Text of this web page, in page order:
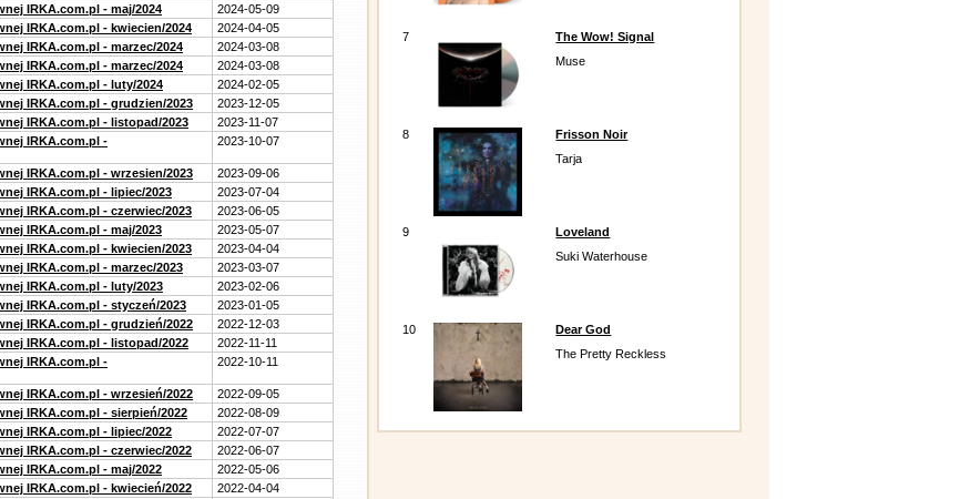
IRKA.com.pl - maj/2024
2024-05-09
IRKA.com.pl - kwiecien/2024
2024-04-05
IRKA.com.pl - marzec/2024
2024-03-08
IRKA.com.pl - marzec/2024
2024-03-08
IRKA.com.pl - luty/2024
2024-02-05
IRKA.com.pl - grudzien/2023
2023-12-05
IRKA.com.pl - listopad/2023
2023-11-07
IRKA.com.pl -
2023-10-07
IRKA.com.pl - wrzesien/2023
2023-09-06
IRKA.com.pl - lipiec/2023
2023-07-04
IRKA.com.pl - czerwiec/2023
2023-06-05
IRKA.com.pl - maj/2023
2023-05-07
IRKA.com.pl - kwiecien/2023
2023-04-04
IRKA.com.pl - marzec/2023
2023-03-07
IRKA.com.pl - luty/2023
2023-02-06
IRKA.com.pl - styczeń/2023
2023-01-05
IRKA.com.pl - grudzień/2022
2022-12-03
IRKA.com.pl - listopad/2022
2022-11-11
IRKA.com.pl -
2022-10-11
IRKA.com.pl - wrzesień/2022
2022-09-05
IRKA.com.pl - sierpień/2022
2022-08-09
IRKA.com.pl - lipiec/2022
2022-07-07
IRKA.com.pl - czerwiec/2022
2022-06-07
IRKA.com.pl - maj/2022
2022-05-06
IRKA.com.pl - kwiecień/2022
2022-04-04
7
The Wow! Signal
Muse
8
Frisson Noir
Tarja
9
Loveland
Suki Waterhouse
10
Dear God
The Pretty Reckless